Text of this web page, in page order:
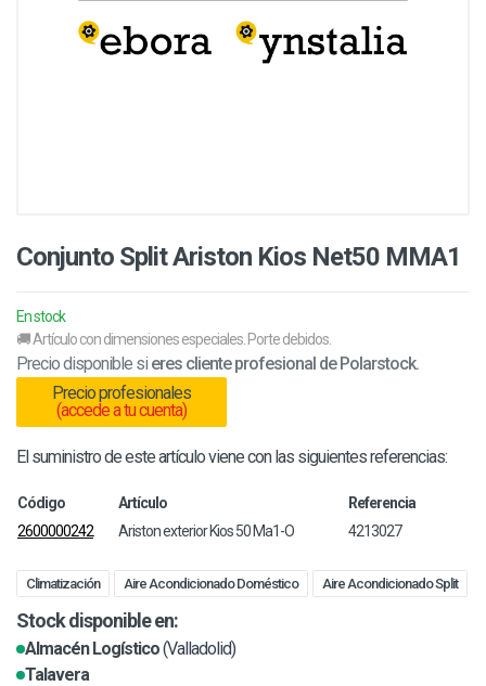
Conjunto Split Ariston Kios Net50 MMA1
En stock
🚚 Artículo con dimensiones especiales. Porte debidos.
Precio disponible si eres cliente profesional de Polarstock.
Precio profesionales
(accede a tu cuenta)
El suministro de este artículo viene con las siguientes referencias:
Código Artículo
Referencia
2600000242
Ariston exterior Kios 50 Ma1-O 4213027
Climatización Aire Acondicionado Doméstico Aire Acondicionado Split
Stock disponible en:
Almacén Logístico(Valladolid)
Talavera